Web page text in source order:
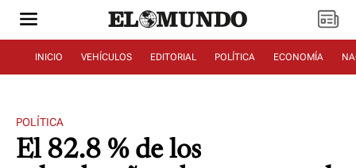
INICIO VEHÍCULOS EDITORIAL POLÍTICA ECONOMÍA
POLÍTICA
El 82.8 % de los